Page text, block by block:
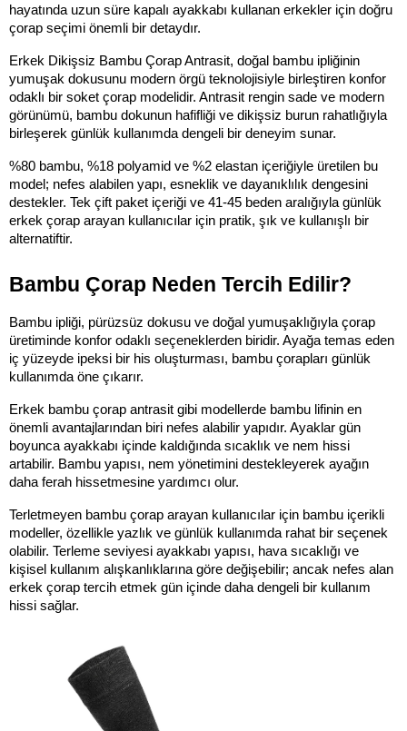
hayatında uzun süre kapalı ayakkabı kullanan erkekler için doğru
çorap seçimi önemli bir detaydır.
Erkek Dikişsiz Bambu Çorap Antrasit, doğal bambu ipliğinin
yumuşak dokusunu modern örgü teknolojisiyle birleştiren konfor
odaklı bir soket çorap modelidir. Antrasit rengin sade ve modern
görünümü, bambu dokunun hafifliği ve dikişsiz burun rahatlığıyla
birleşerek günlük kullanımda dengeli bir deneyim sunar.
%80 bambu, %18 polyamid ve %2 elastan içeriğiyle üretilen bu
model; nefes alabilen yapı, esneklik ve dayanıklılık dengesini
destekler. Tek çift paket içeriği ve 41-45 beden aralığıyla günlük
erkek çorap arayan kullanıcılar için pratik, şık ve kullanışlı bir
alternatiftir.
Bambu Çorap Neden Tercih Edilir?
Bambu ipliği, pürüzsüz dokusu ve doğal yumuşaklığıyla çorap
üretiminde konfor odaklı seçeneklerden biridir. Ayağa temas eden
iç yüzeyde ipeksi bir his oluşturması, bambu çorapları günlük
kullanımda öne çıkarır.
Erkek bambu çorap antrasit gibi modellerde bambu lifinin en
önemli avantajlarından biri nefes alabilir yapıdır. Ayaklar gün
boyunca ayakkabı içinde kaldığında sıcaklık ve nem hissi
artabilir. Bambu yapısı, nem yönetimini destekleyerek ayağın
daha ferah hissetmesine yardımcı olur.
Terletmeyen bambu çorap arayan kullanıcılar için bambu içerikli
modeller, özellikle yazlık ve günlük kullanımda rahat bir seçenek
olabilir. Terleme seviyesi ayakkabı yapısı, hava sıcaklığı ve
kişisel kullanım alışkanlıklarına göre değişebilir; ancak nefes alan
erkek çorap tercih etmek gün içinde daha dengeli bir kullanım
hissi sağlar.